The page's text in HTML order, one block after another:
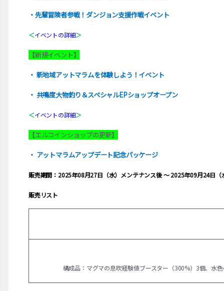
・先輩冒険者参戦！ダンジョン支援作戦イベント
＜イベントの詳細＞
【新規イベント】
・ 新地域アットマラムを体験しよう！イベント
・ 共鳴度大物釣り＆スペシャルEPショップオープン
＜イベントの詳細＞
【エルコインショップの更新】
・ アットマラムアップデート記念パッケージ
販売期間：2025年08月27日（水）メンテナンス後 ～ 2025年09月24日（
販売リスト
構成品：マグマの息吹経験値ブースター（300%）3個、水